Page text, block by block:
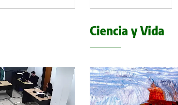
Ciencia y Vida